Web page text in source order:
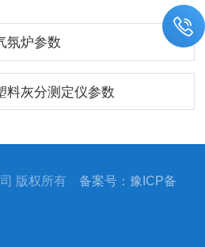
氛炉参数
料灰分测定仪参数
司 版权所有备案号：豫ICP备